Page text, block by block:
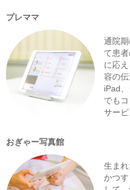
プレママ
通院
て患
に応
容の伝
iPad
でも
サービ
おぎゃー写真館
生ま
かつ